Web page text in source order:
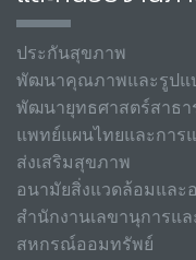
ประกันสุขภาพ
พัฒนาคุณภาพและรูปแ
พัฒนายุทธศาสตร์สาธ
แพทย์แผนไทยและการ
ส่งเสริมสุขภาพ
อนามัยสิ่งแวดล้อมและ
สำนักงานเลขานุการแ
สหกรณ์ออมทรัพย์